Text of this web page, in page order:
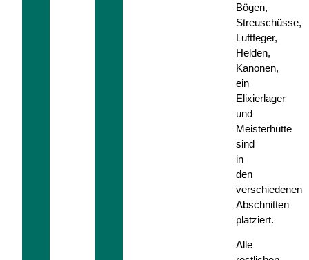
Bögen,
Streuschüsse,
Luftfeger,
Helden,
Kanonen,
ein
Elixierlager
und
Meisterhütte
sind
in
den
verschiedenen
Abschnitten
platziert.
Alle